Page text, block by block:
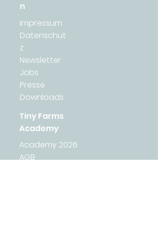
n
Impressum
Datenschut
z
Newsletter
Jobs
Presse
Downloads
Tiny Farms
Academy
Academy 2026
AGB